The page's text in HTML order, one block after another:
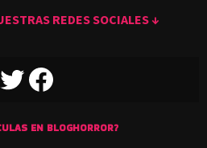
REDES SOCIALES ↓
TWITTERFACEBOOK
EN BLOGHORROR?